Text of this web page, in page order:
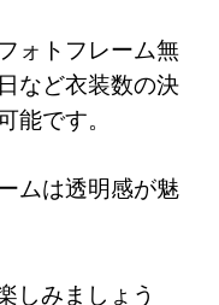
ォトフレーム無
など衣装数の決
能です。
ムは透明感が魅
しみましょう